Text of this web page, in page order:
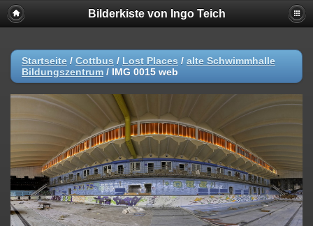
Bilderkiste von Ingo Teich
Startseite / Cottbus / Lost Places / alte Schwimmhalle
Bildungszentrum / IMG 0015 web